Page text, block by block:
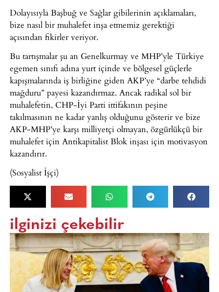
Dolayısıyla Başbuğ ve Sağlar gibilerinin açıklamaları,
bize nasıl bir muhalefet inşa etmemiz gerektiği
açısından fikirler veriyor.
Bu tartışmalar şu an Genelkurmay ve MHP’yle Türkiye
egemen sınıfı adına yurt içinde ve bölgesel güçlerle
kapışmalarında iş birliğine giden AKP’ye “darbe tehdidi
mağduru” payesi kazandırmaz. Ancak radikal sol bir
muhalefetin, CHP-İyi Parti ittifakının peşine
takılmasının ne kadar yanlış olduğunu gösterir ve bize
AKP-MHP’ye karşı milliyetçi olmayan, özgürlükçü bir
muhalefet için Antikapitalist Blok inşası için motivasyon
kazandırır.
(Sosyalist İşçi)
ilginizi çekebilir